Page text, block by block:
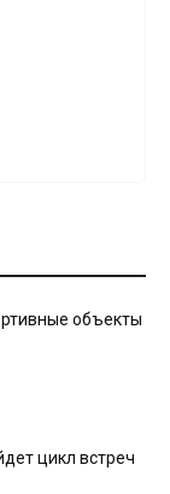
объекты
цикл встреч